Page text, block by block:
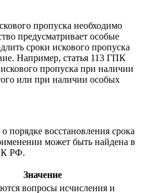
пропуска необходимо
предусматривает особые
сроки искового пропуска
Например, статья 113 ГПК
пропуска при наличии
или при наличии особых
порядке восстановления срока
может быть найдена в
РФ.
Значение
вопросы исчисления и